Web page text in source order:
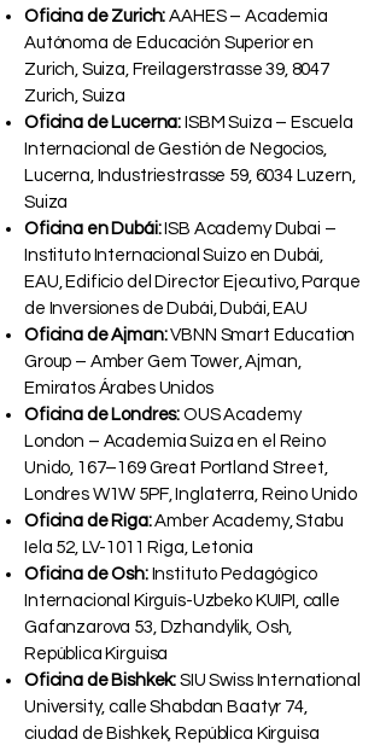
Oficina de Zurich: AAHES – Academia
Autónoma de Educación Superior en
Zurich, Suiza, Freilagerstrasse 39, 8047
Zurich, Suiza
Oficina de Lucerna: ISBM Suiza – Escuela
Internacional de Gestión de Negocios,
Lucerna, Industriestrasse 59, 6034 Luzern,
Suiza
Oficina en Dubái:ISB Academy Dubai –
Instituto Internacional Suizo en Dubái,
EAU, Edificio del Director Ejecutivo, Parque
de Inversiones de Dubái, Dubái, EAU
Oficina de Ajman:VBNN Smart Education
Group – Amber Gem Tower, Ajman,
Emiratos Árabes Unidos
Oficina de Londres: OUS Academy
London – Academia Suiza en el Reino
Unido, 167–169 Great Portland Street,
Londres W1W 5PF, Inglaterra, Reino Unido
Oficina de Riga:Amber Academy, Stabu
Iela 52, LV-1011 Riga, Letonia
Oficina de Osh:Instituto Pedagógico
Internacional Kirguís-Uzbeko KUIPI, calle
Gafanzarova 53, Dzhandylik, Osh,
República Kirguisa
Oficina de Bishkek: SIU Swiss International
University, calle Shabdan Baatyr 74,
ciudad de Bishkek, República Kirguisa